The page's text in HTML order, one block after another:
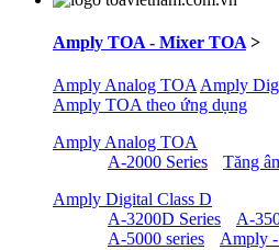
Amply TOA - Mixer TOA >
Amply Analog TOA Amply
Amply TOA theo ứng dụng
Amply Analog TOA
A-2000 Series
Tăng
Amply Digital Class D
A-3200D Series
A-
A-5000 series
Amply -